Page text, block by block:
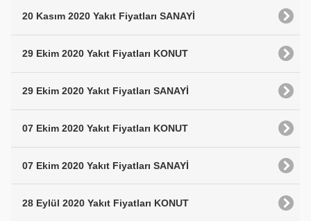
20 Kasım 2020 Yakıt Fiyatları SANAYİ
29 Ekim 2020 Yakıt Fiyatları KONUT
29 Ekim 2020 Yakıt Fiyatları SANAYİ
07 Ekim 2020 Yakıt Fiyatları KONUT
07 Ekim 2020 Yakıt Fiyatları SANAYİ
28 Eylül 2020 Yakıt Fiyatları KONUT